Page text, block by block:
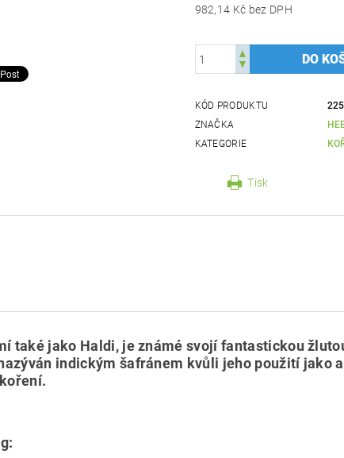
982,14 Kč bez DPH
KÓD PRODUKTU
ZNAČKA
KATEGORIE
Tisk
také jako Haldi, je známé svojí fantastickou
indickým šafránem kvůli jeho použití jako